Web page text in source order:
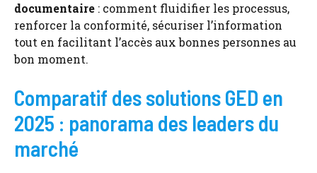
documentaire : comment fluidifier les processus,
renforcer la conformité, sécuriser l’information
tout en facilitant l’accès aux bonnes personnes au
bon moment.
Comparatif des solutions GED en
2025 : panorama des leaders du
marché